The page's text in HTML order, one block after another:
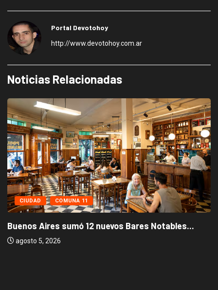
Portal Devotohoy
http://www.devotohoy.com.ar
Noticias Relacionadas
CIUDAD COMUNA 11
Buenos Aires sumó 12 nuevos Bares Notables...
agosto 5, 2026